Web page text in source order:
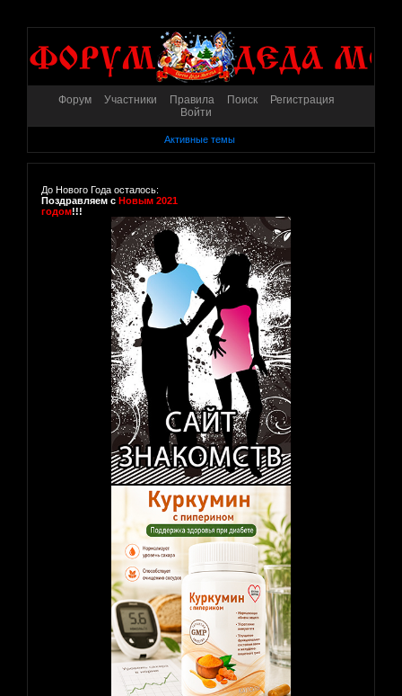
Форум Участники Правила Поиск
Регистрация
Войти
Активные темы
До Нового Года осталось:
Поздравляем с Новым 2021
годом!!!